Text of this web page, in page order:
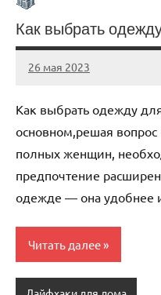
Как выбрать
26 мая 2023
organic63_ru
Нет
Как выбрать одежду
основном,решая
полных женщин,
предпочтение
одежде — она удобнее
Читать далее